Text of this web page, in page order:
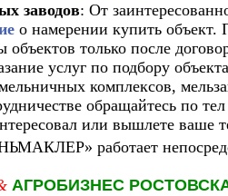
заводов: От
о намерении купить объект.
только после
услуг по подбору
комплексов,
обращайтесь по
или вышлете ваше
работает
АГРОБИЗНЕС